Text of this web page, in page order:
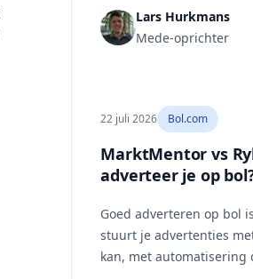
veiling betaal je meestal
maximum. Daarom
Lars Hurkmans
Mede-oprichter
22 juli 2026 Bol.com
MarktMentor vs
adverteer je op
Goed adverteren op bol
stuurt je advertenties
kan, met automatisering